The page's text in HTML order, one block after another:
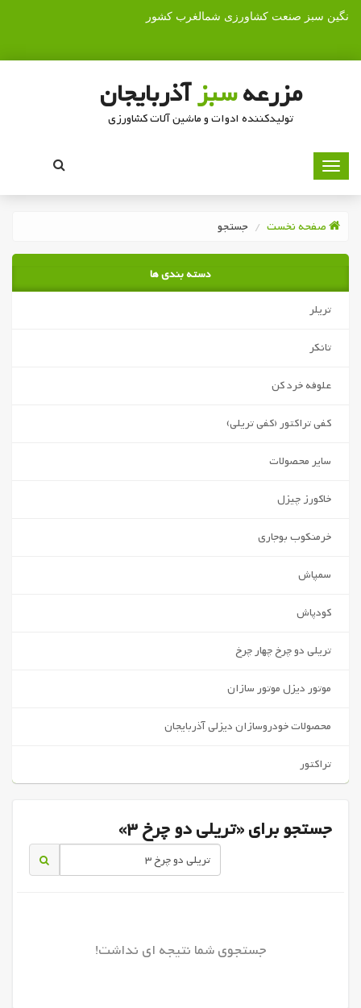
نگین سبز صنعت کشاورزی شمالغرب کشور
مزرعهسبزآذربایجان
تولیدکننده ادوات و ماشین آلات کشاورزی
صفحه نخست جستجو
دسته بندی ها
تریلر
تانکر
علوفه خرد کن
کفی تراکتور (کفی تریلی)
سایر محصولات
خاکورز چیزل
خرمنکوب بوجاری
سمپاش
کودپاش
تریلی دو چرخ چهار چرخ
موتور دیزل موتور سازان
محصولات خودروسازان دیزلی آذربایجان
تراکتور
جستجو برای «تریلی دو چرخ 3»
جستجوی شما نتیجه ای نداشت!